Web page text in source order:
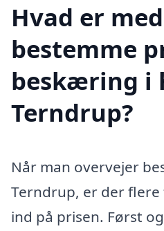
Hvad er
bestemme
beskæring i
Terndrup?
Når man overvejer
Terndrup, er der
ind på prisen. Først